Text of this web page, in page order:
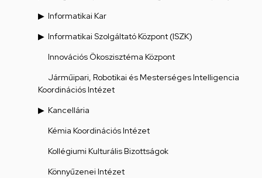
Informatikai Kar
Informatikai Szolgáltató Központ (ISZK)
Innovációs Ökoszisztéma Központ
Járműipari, Robotikai és Mesterséges Intelligencia
Koordinációs Intézet
Kancellária
Kémia Koordinációs Intézet
Kollégiumi Kulturális Bizottságok
Könnyűzenei Intézet